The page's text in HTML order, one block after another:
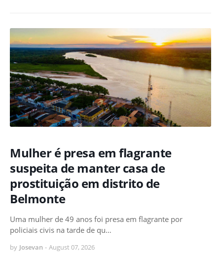
Mulher é presa em flagrante
suspeita de manter casa de
prostituição em distrito de
Belmonte
Uma mulher de 49 anos foi presa em flagrante por
policiais civis na tarde de qu…
by Josevan - August 07, 2026